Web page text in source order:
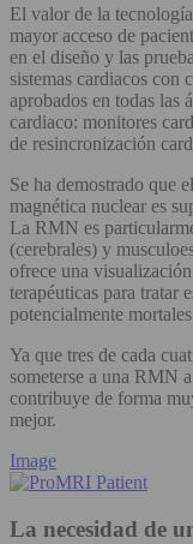
El valor de la
mayor acceso de
en el diseño y las
sistemas cardiacos
aprobados en todas las
cardiaco: monitores
de resincronización
Se ha demostrado que
magnética nuclear es
La RMN es
(cerebrales) y
ofrece una
terapéuticas para tratar
potencialmente
Ya que tres de cada
someterse a una RMN
contribuye de forma
mejor.
Image
La necesidad de